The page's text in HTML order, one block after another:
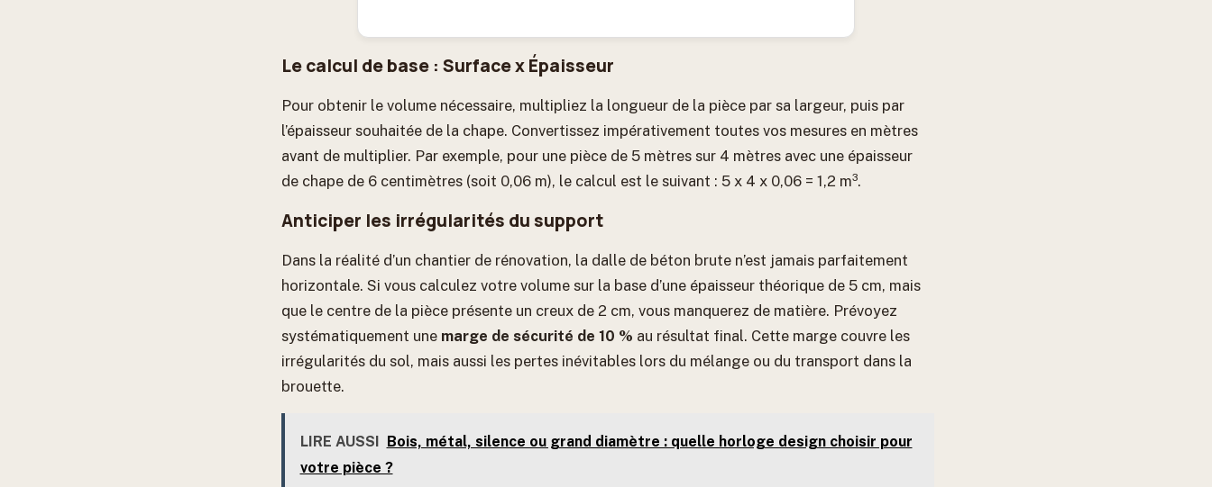
Le calcul de base : Surface x Épaisseur
Pour obtenir le volume nécessaire, multipliez la longueur de la pièce par sa largeur, puis par
l’épaisseur souhaitée de la chape. Convertissez impérativement toutes vos mesures en mètres
avant de multiplier. Par exemple, pour une pièce de 5 mètres sur 4 mètres avec une épaisseur
de chape de 6 centimètres (soit 0,06 m), le calcul est le suivant : 5 x 4 x 0,06 = 1,2 m³.
Anticiper les irrégularités du support
Dans la réalité d’un chantier de rénovation, la dalle de béton brute n’est jamais parfaitement
horizontale. Si vous calculez votre volume sur la base d’une épaisseur théorique de 5 cm, mais
que le centre de la pièce présente un creux de 2 cm, vous manquerez de matière. Prévoyez
systématiquement une marge de sécurité de 10 % au résultat final. Cette marge couvre les
irrégularités du sol, mais aussi les pertes inévitables lors du mélange ou du transport dans la
brouette.
LIRE AUSSI Bois, métal, silence ou grand diamètre : quelle horloge design choisir pour
votre pièce ?